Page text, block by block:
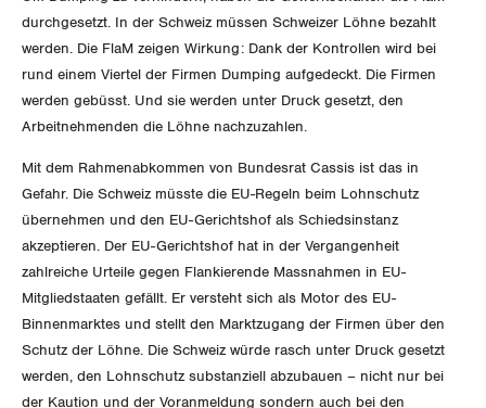
Unfallversicherung
Gesundheit
International
Schweiz
Landesstreik
SERVICE
GEWERKSCHAFTSMITGLIED WERDEN
NEWSLETTER
BROSCHÜREN/BÜCHER
Bestellformular
DER SGB
WIR ÜBER UNS
GREMIEN
Vorstand
Präsidialausschuss
Feministische Kommission
ZENTRALSEKRETARIAT
KANTONALE BÜNDE
Aargau
ANGESCHLOSSENE VERBÄNDE
Publikationen
Artikel
Medienmitteilungen
Dossier
Blog Daniel Lampart
Kontakt
durchgesetzt. In der Schweiz müssen Schweizer Löhne bezahlt
werden. Die FlaM zeigen Wirkung: Dank der Kontrollen wird bei
rund einem Viertel der Firmen Dumping aufgedeckt. Die Firmen
werden gebüsst. Und sie werden unter Druck gesetzt, den
Arbeitnehmenden die Löhne nachzuzahlen.
Mit dem Rahmenabkommen von Bundesrat Cassis ist das in
Gefahr. Die Schweiz müsste die EU-Regeln beim Lohnschutz
übernehmen und den EU-Gerichtshof als Schiedsinstanz
akzeptieren. Der EU-Gerichtshof hat in der Vergangenheit
zahlreiche Urteile gegen Flankierende Massnahmen in EU-
Mitgliedstaaten gefällt. Er versteht sich als Motor des EU-
Binnenmarktes und stellt den Marktzugang der Firmen über den
Schutz der Löhne. Die Schweiz würde rasch unter Druck gesetzt
werden, den Lohnschutz substanziell abzubauen – nicht nur bei
der Kaution und der Voranmeldung sondern auch bei den